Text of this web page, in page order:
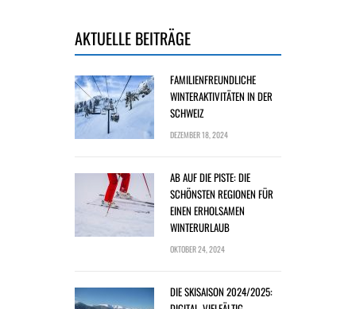
AKTUELLE BEITRÄGE
FAMILIENFREUNDLICHE
WINTERAKTIVITÄTEN IN DER
SCHWEIZ
DEZEMBER 18, 2024
AB AUF DIE PISTE: DIE
SCHÖNSTEN REGIONEN FÜR
EINEN ERHOLSAMEN
WINTERURLAUB
OKTOBER 24, 2024
DIE SKISAISON 2024/2025: